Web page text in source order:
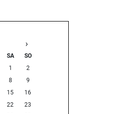
›
SA
SO
1
2
8
9
15
16
22
23